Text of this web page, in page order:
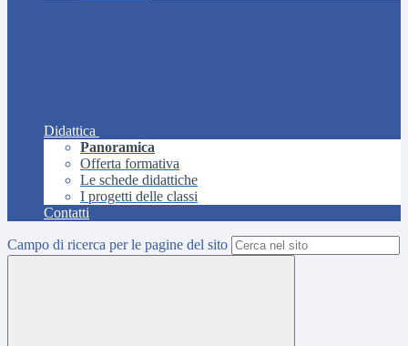
Didattica
Panoramica
Offerta formativa
Le schede didattiche
I progetti delle classi
Contatti
Campo di ricerca per le pagine del sito